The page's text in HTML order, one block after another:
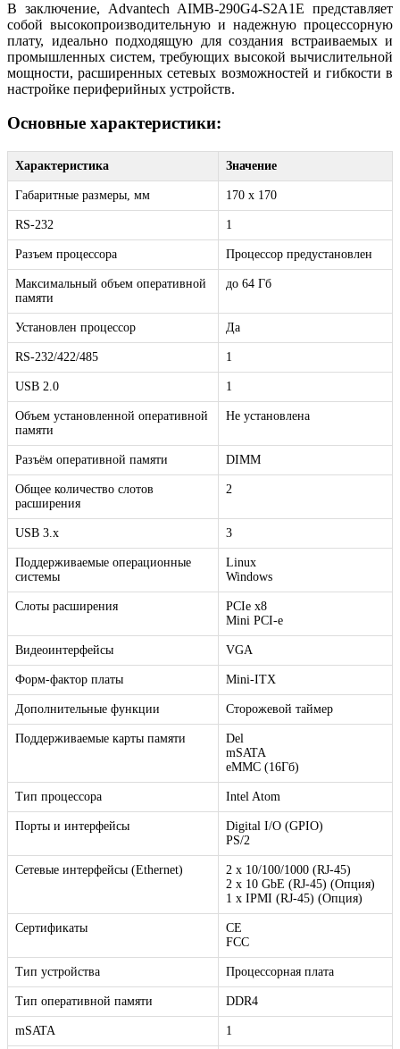
В заключение, Advantech AIMB-290G4-S2A1E представляет
собой высокопроизводительную и надежную процессорную
плату, идеально подходящую для создания встраиваемых и
промышленных систем, требующих высокой вычислительной
мощности, расширенных сетевых возможностей и гибкости в
настройке периферийных устройств.
Основные характеристики:
Характеристика Значение
Габаритные размеры, мм 170 х 170
RS-232 1
Разъем процессора Процессор предустановлен
Максимальный объем оперативной
памяти
до 64 Гб
Установлен процессор Да
RS-232/422/485 1
USB 2.0 1
Объем установленной оперативной
памяти
Не установлена
Разъём оперативной памяти DIMM
Общее количество слотов
расширения
2
USB 3.x 3
Поддерживаемые операционные
системы
Linux
Windows
Слоты расширения
PCIe x8
Mini PCI-e
Видеоинтерфейсы VGA
Форм-фактор платы Mini-ITX
Дополнительные функции Сторожевой таймер
Поддерживаемые карты памяти
Del
mSATA
eMMC (16Гб)
Тип процессора Intel Atom
Порты и интерфейсы
Digital I/O (GPIO)
PS/2
Сетевые интерфейсы (Ethernet)
2 x 10/100/1000 (RJ-45)
2 х 10 GbE (RJ-45) (Опция)
1 х IPMI (RJ-45) (Опция)
Сертификаты
CE
FCC
Тип устройства Процессорная плата
Тип оперативной памяти DDR4
mSATA 1